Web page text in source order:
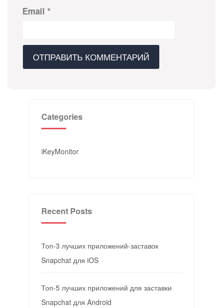
Email *
Categories
iKeyMonitor
Recent Posts
Топ-3 лучших приложений-заставок
Snapchat для iOS
Топ-5 лучших приложений для заставки
Snapchat для Android